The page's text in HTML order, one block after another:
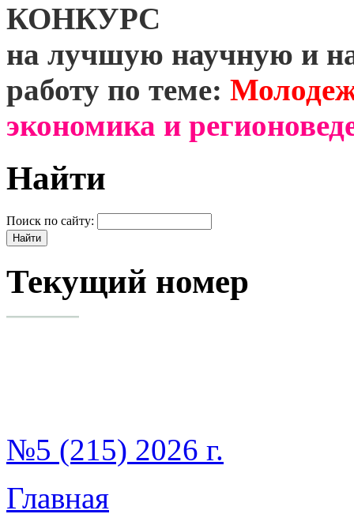
КОНКУРС
на лучшую научную и
работу по теме:
экономика и
Найти
Поиск по сайту:
Текущий номер
№5 (215) 2026 г.
Главная